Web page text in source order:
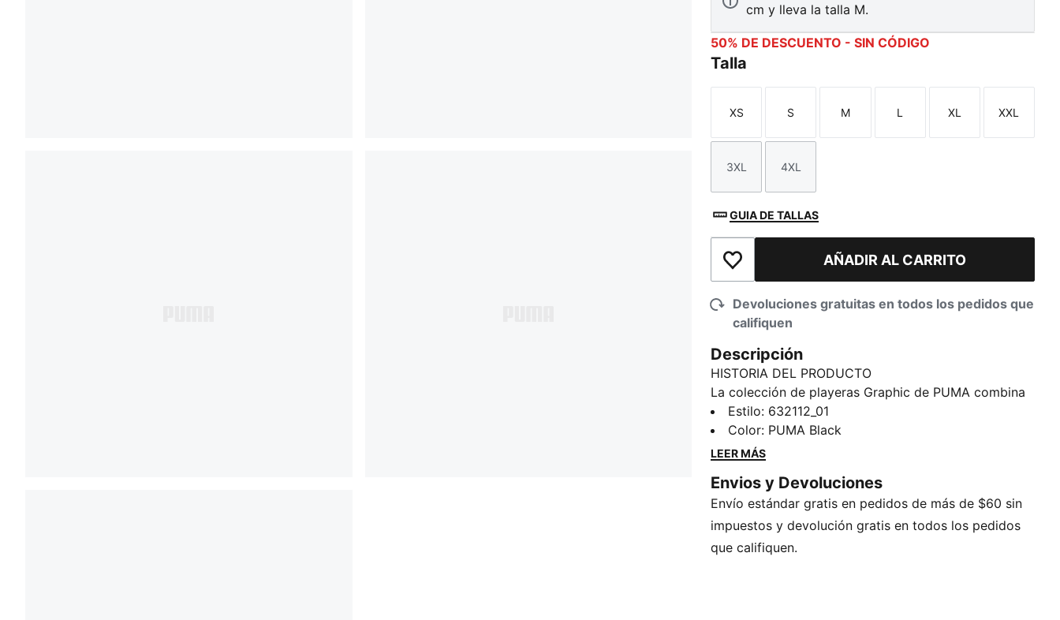
cm y lleva la talla M.
50% DE DESCUENTO - SIN CÓDIGO
Talla
Talla
XS
Talla
S
Talla
M
Talla
L
Talla
XL
Talla
XXL
Talla
3XL
Talla
4XL
GUIA DE TALLAS
Añadir a la lista de deseosAÑADIR AL CARRITO
Devoluciones gratuitas en todos los pedidos que
califiquen
Descripción
HISTORIA DEL PRODUCTO
La colección de playeras Graphic de PUMA combina
diseños creativos con un estilo sencillo, ofreciendo
prendas cómodas que se destacan. Desde motivos
abstractos hasta logos emblemáticos, cada diseño
estampados realzan tu look con un toque de frescura
sin esfuerzo.
CARACTERÍSTICAS Y BENEFICIOS
Producto fabricado con al menos un 20 % de
Estilo: 632112_01
Color: PUMA Black
LEER MÁS
Envios y Devoluciones
Envío estándar gratis en pedidos de más de $60 sin
impuestos y devolución gratis en todos los pedidos
que califiquen.